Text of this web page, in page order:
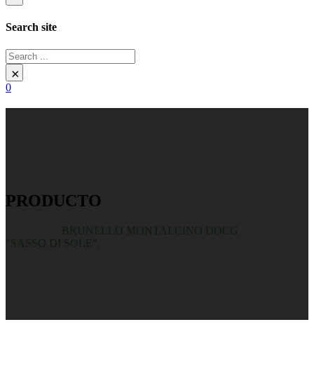
Search site
Search
×
0
PRODUCTO
BRUNELLO MONTALCINO DOCG
"SASSO DI SOLE".